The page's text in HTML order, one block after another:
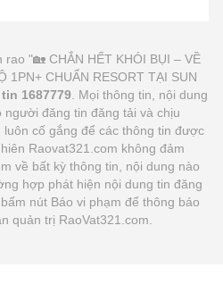
"🏡 CHẮN HẾT KHÓI BỤI – VỀ
1PN+ CHUẨN RESORT TẠI SUN
tin 1687779 . Mọi thông tin, nội dung
đăng tin đăng tải và chịu
cố gắng để các thông tin được
Raovat321.com không đảm
về bất kỳ thông tin, nội dung nào
hợp phát hiện nội dung tin đăng
nút Báo vi phạm để thông báo
quản trị RaoVat321.com.